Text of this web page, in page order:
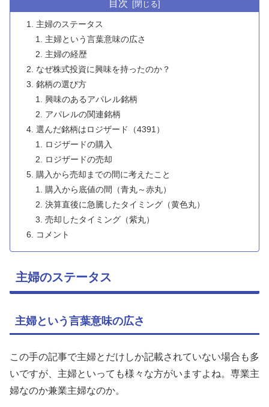
目次
主婦のステータス
主婦という言葉意味の広さ
主婦の経歴
なぜ株式投資に興味を持ったのか？
銘柄の選び方
興味のあるアパレル銘柄
アパレルの関連銘柄
選んだ銘柄はロジザード（4391）
ロジザードの購入
ロジザードの売却
購入から売却までの間に考えたこと
購入から底値の間（青丸～赤丸）
決算直後に急騰したタイミング（黄色丸）
売却したタイミング（紫丸）
コメント
主婦のステータス
主婦という言葉意味の広さ
この手の記事で主婦とだけしか記載されていない場合も多
いですが、主婦といっても様々な方がいますよね。専業主
婦なのか兼業主婦なのか。